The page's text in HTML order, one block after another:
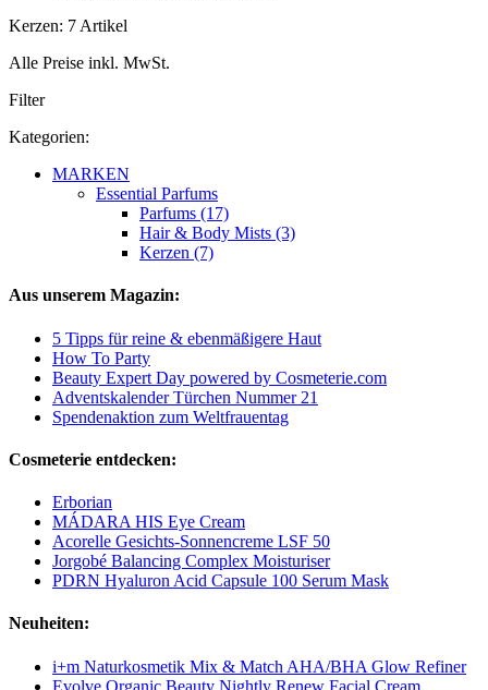
Kerzen: 7 Artikel
Alle Preise inkl. MwSt.
Filter
Kategorien:
MARKEN
Essential Parfums
Parfums (17)
Hair & Body Mists (3)
Kerzen (7)
Aus unserem Magazin:
5 Tipps für reine & ebenmäßigere Haut
How To Party
Beauty Expert Day powered by Cosmeterie.com
Adventskalender Türchen Nummer 21
Spendenaktion zum Weltfrauentag
Cosmeterie entdecken:
Erborian
MÁDARA HIS Eye Cream
Acorelle Gesichts-Sonnencreme LSF 50
Jorgobé Balancing Complex Moisturiser
PDRN Hyaluron Acid Capsule 100 Serum Mask
Neuheiten:
i+m Naturkosmetik Mix & Match AHA/BHA Glow Refiner
Evolve Organic Beauty Nightly Renew Facial Cream